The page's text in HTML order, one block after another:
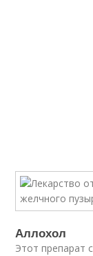
Аллохол
Этот препарат